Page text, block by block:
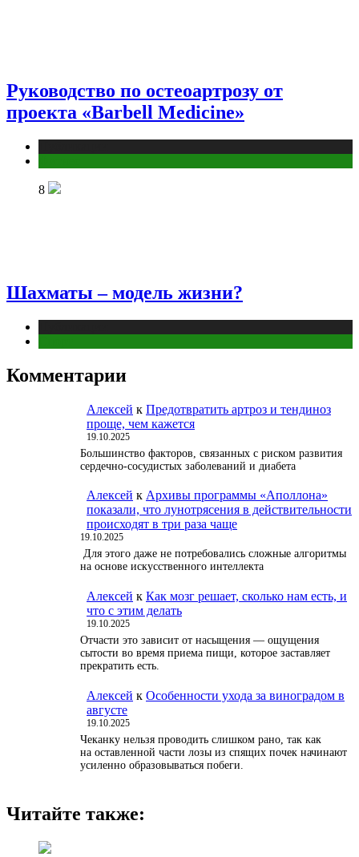
Руководство по остеоартрозу от
проекта «Barbell Medicine»
8
Шахматы – модель жизни?
Комментарии
Алексей к Предотвратить артроз и тендиноз
проще, чем кажется
19.10.2025
Большинство факторов, связанных с риском развития
сердечно-сосудистых заболеваний и диабета
Алексей к Архивы программы «Аполлона»
показали, что лунотрясения в действительности
происходят в три раза чаще
19.10.2025
Для этого даже не потребовались сложные алгоритмы
на основе искусственного интеллекта
Алексей к Как мозг решает, сколько нам есть, и
что с этим делать
19.10.2025
Отчасти это зависит от насыщения — ощущения
сытости во время приема пищи, которое заставляет
прекратить есть.
Алексей к Особенности ухода за виноградом в
августе
19.10.2025
Чеканку нельзя проводить слишком рано, так как
на оставленной части лозы из спящих почек начинают
усиленно образовываться побеги.
Читайте также: